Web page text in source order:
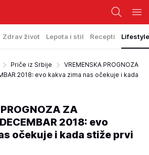
Zdrav život Lepota i stil Recepti Lifestyle
Priče iz Srbije
VREMENSKA PROGNOZA
2018: evo kakva zima nas očekuje i kada
ZA
2018: evo
očekuje i kada stiže prvi